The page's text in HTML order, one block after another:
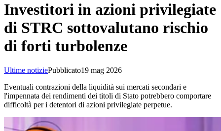
Investitori in azioni privilegiate
di STRC sottovalutano rischio
di forti turbolenze
Ultime notiziePubblicato19 mag 2026
Eventuali contrazioni della liquidità sui mercati secondari e
l'impennata dei rendimenti dei titoli di Stato potrebbero comportare
difficoltà per i detentori di azioni privilegiate perpetue.